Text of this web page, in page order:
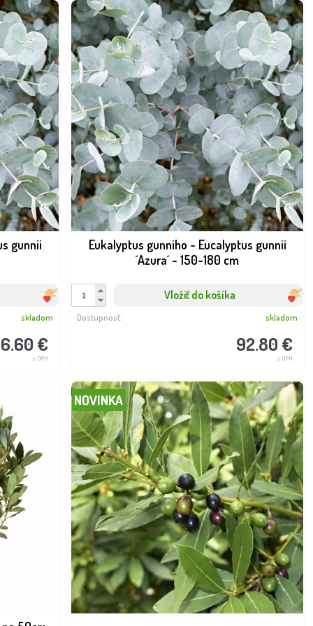
gunnii
€
s DPH
skladom
Eukalyptus gunniho - Eucalyptus gunnii
´Azura´ - 150-180 cm
Vložiť do košíka
92.80 €
s DPH
Dostupnosť: skladom
NOVINKA